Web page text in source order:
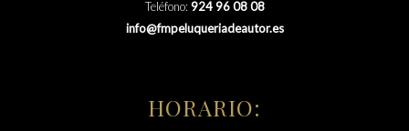
Teléfono: 924 96 08 08
info@fmpeluqueriadeautor.es
HORARIO: